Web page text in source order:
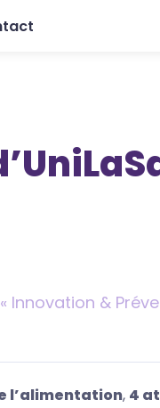
Innovation &
l’alimentation, 4